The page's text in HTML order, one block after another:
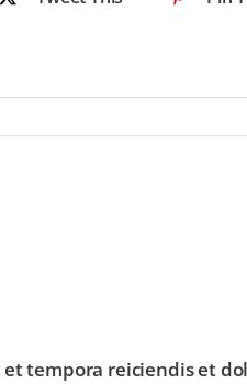
tempora reiciendis et